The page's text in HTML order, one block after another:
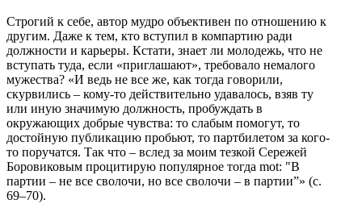
Строгий к себе, автор мудро объективен по отношению к
другим. Даже к тем, кто вступил в компартию ради
должности и карьеры. Кстати, знает ли молодежь, что не
вступать туда, если «приглашают», требовало немалого
мужества? «И ведь не все же, как тогда говорили,
скурвились – кому-то действительно удавалось, взяв ту
или иную значимую должность, пробуждать в
окружающих добрые чувства: то слабым помогут, то
достойную публикацию пробьют, то партбилетом за кого-
то поручатся. Так что – вслед за моим тезкой Сережей
Боровиковым процитирую популярное тогда mot: "В
партии – не все сволочи, но все сволочи – в партии”» (с.
69–70).